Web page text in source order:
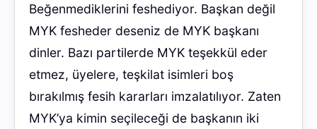
Beğenmediklerini feshediyor. Başkan değil
MYK fesheder deseniz de MYK başkanı
dinler. Bazı partilerde MYK teşekkül eder
etmez, üyelere, teşkilat isimleri boş
bırakılmış fesih kararları imzalatılıyor. Zaten
MYK’ya kimin seçileceği de başkanın iki